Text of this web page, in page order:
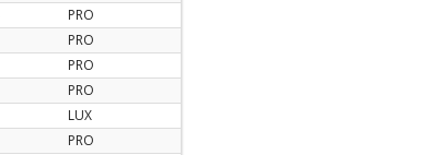
PRO
PRO
PRO
PRO
LUX
PRO